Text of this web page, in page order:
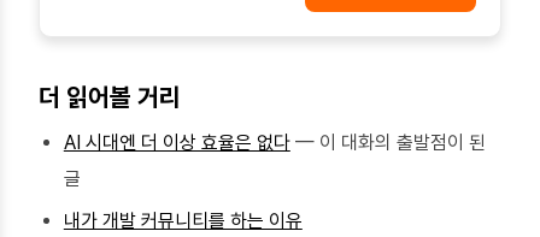
더 읽어볼 거리
AI 시대엔 더 이상 효율은 없다— 이 대화의 출발점이 된
글
내가 개발 커뮤니티를 하는 이유